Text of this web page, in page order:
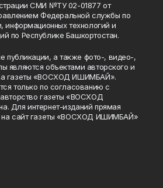
СМИ №ТУ 02-01877 от
Федеральной службы по
информационных технологий и
по Республике Башкортостан.
публикации, а также фото-, видео-,
являются объектами авторского и
газеты «ВОСХОД ИШИМБАЙ».
только по согласованию с
газеты «ВОСХОД
Для интернет-изданий прямая
на сайт газеты «ВОСХОД ИШИМБАЙ»